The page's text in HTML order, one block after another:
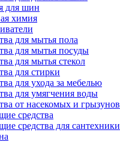
для шин
химия
для мытья пола
для мытья посуды
для мытья стекол
для стирки
для ухода за мебелью
для умягчения воды
от насекомых и грызунов
средства
средства для сантехники